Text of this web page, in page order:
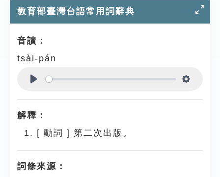
教育部臺灣台語常用詞辭典
音讀：
tsài-pán
解釋：
[ 動詞 ] 第二次出版。
詞條來源：